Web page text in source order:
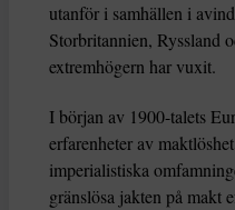
utanför i samhällen i
Storbritannien, Ryssland
extremhögern har vuxit.
I början av 1900-talets
erfarenheter av
imperialistiska
gränslösa jakten på makt